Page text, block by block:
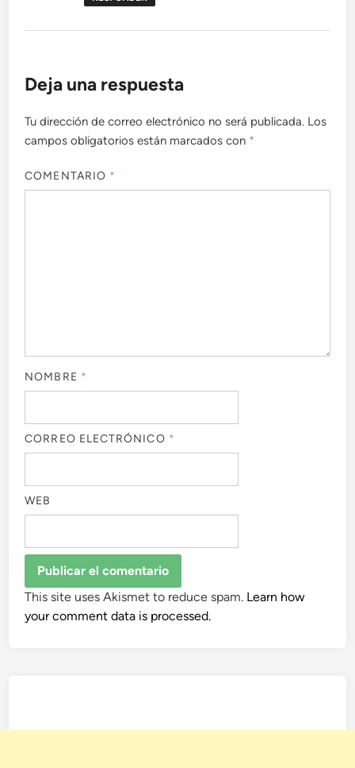
Deja una respuesta
Tu dirección de correo electrónico no será publicada. Los
campos obligatorios están marcados con *
COMENTARIO *
NOMBRE *
CORREO ELECTRÓNICO *
WEB
This site uses Akismet to reduce spam. Learn how
your comment data is processed.